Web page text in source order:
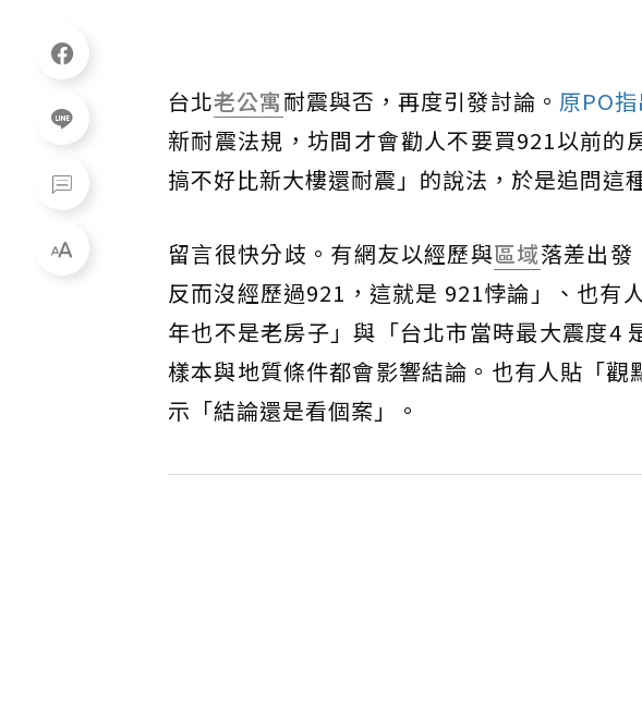
台北老公寓耐震與否，再度引發討論。 原PO指
新耐震法規，坊間才會勸人不要買921以前的
搞不好比新大樓還耐震」的說法，於是追問這
留言很快分歧。有網友以經歷與區域落差出發
反而沒經歷過921，這就是 921悖論」、也有
年也不是老房子」與「台北市當時最大震度4
樣本與地質條件都會影響結論。也有人貼「
示「結論還是看個案」。